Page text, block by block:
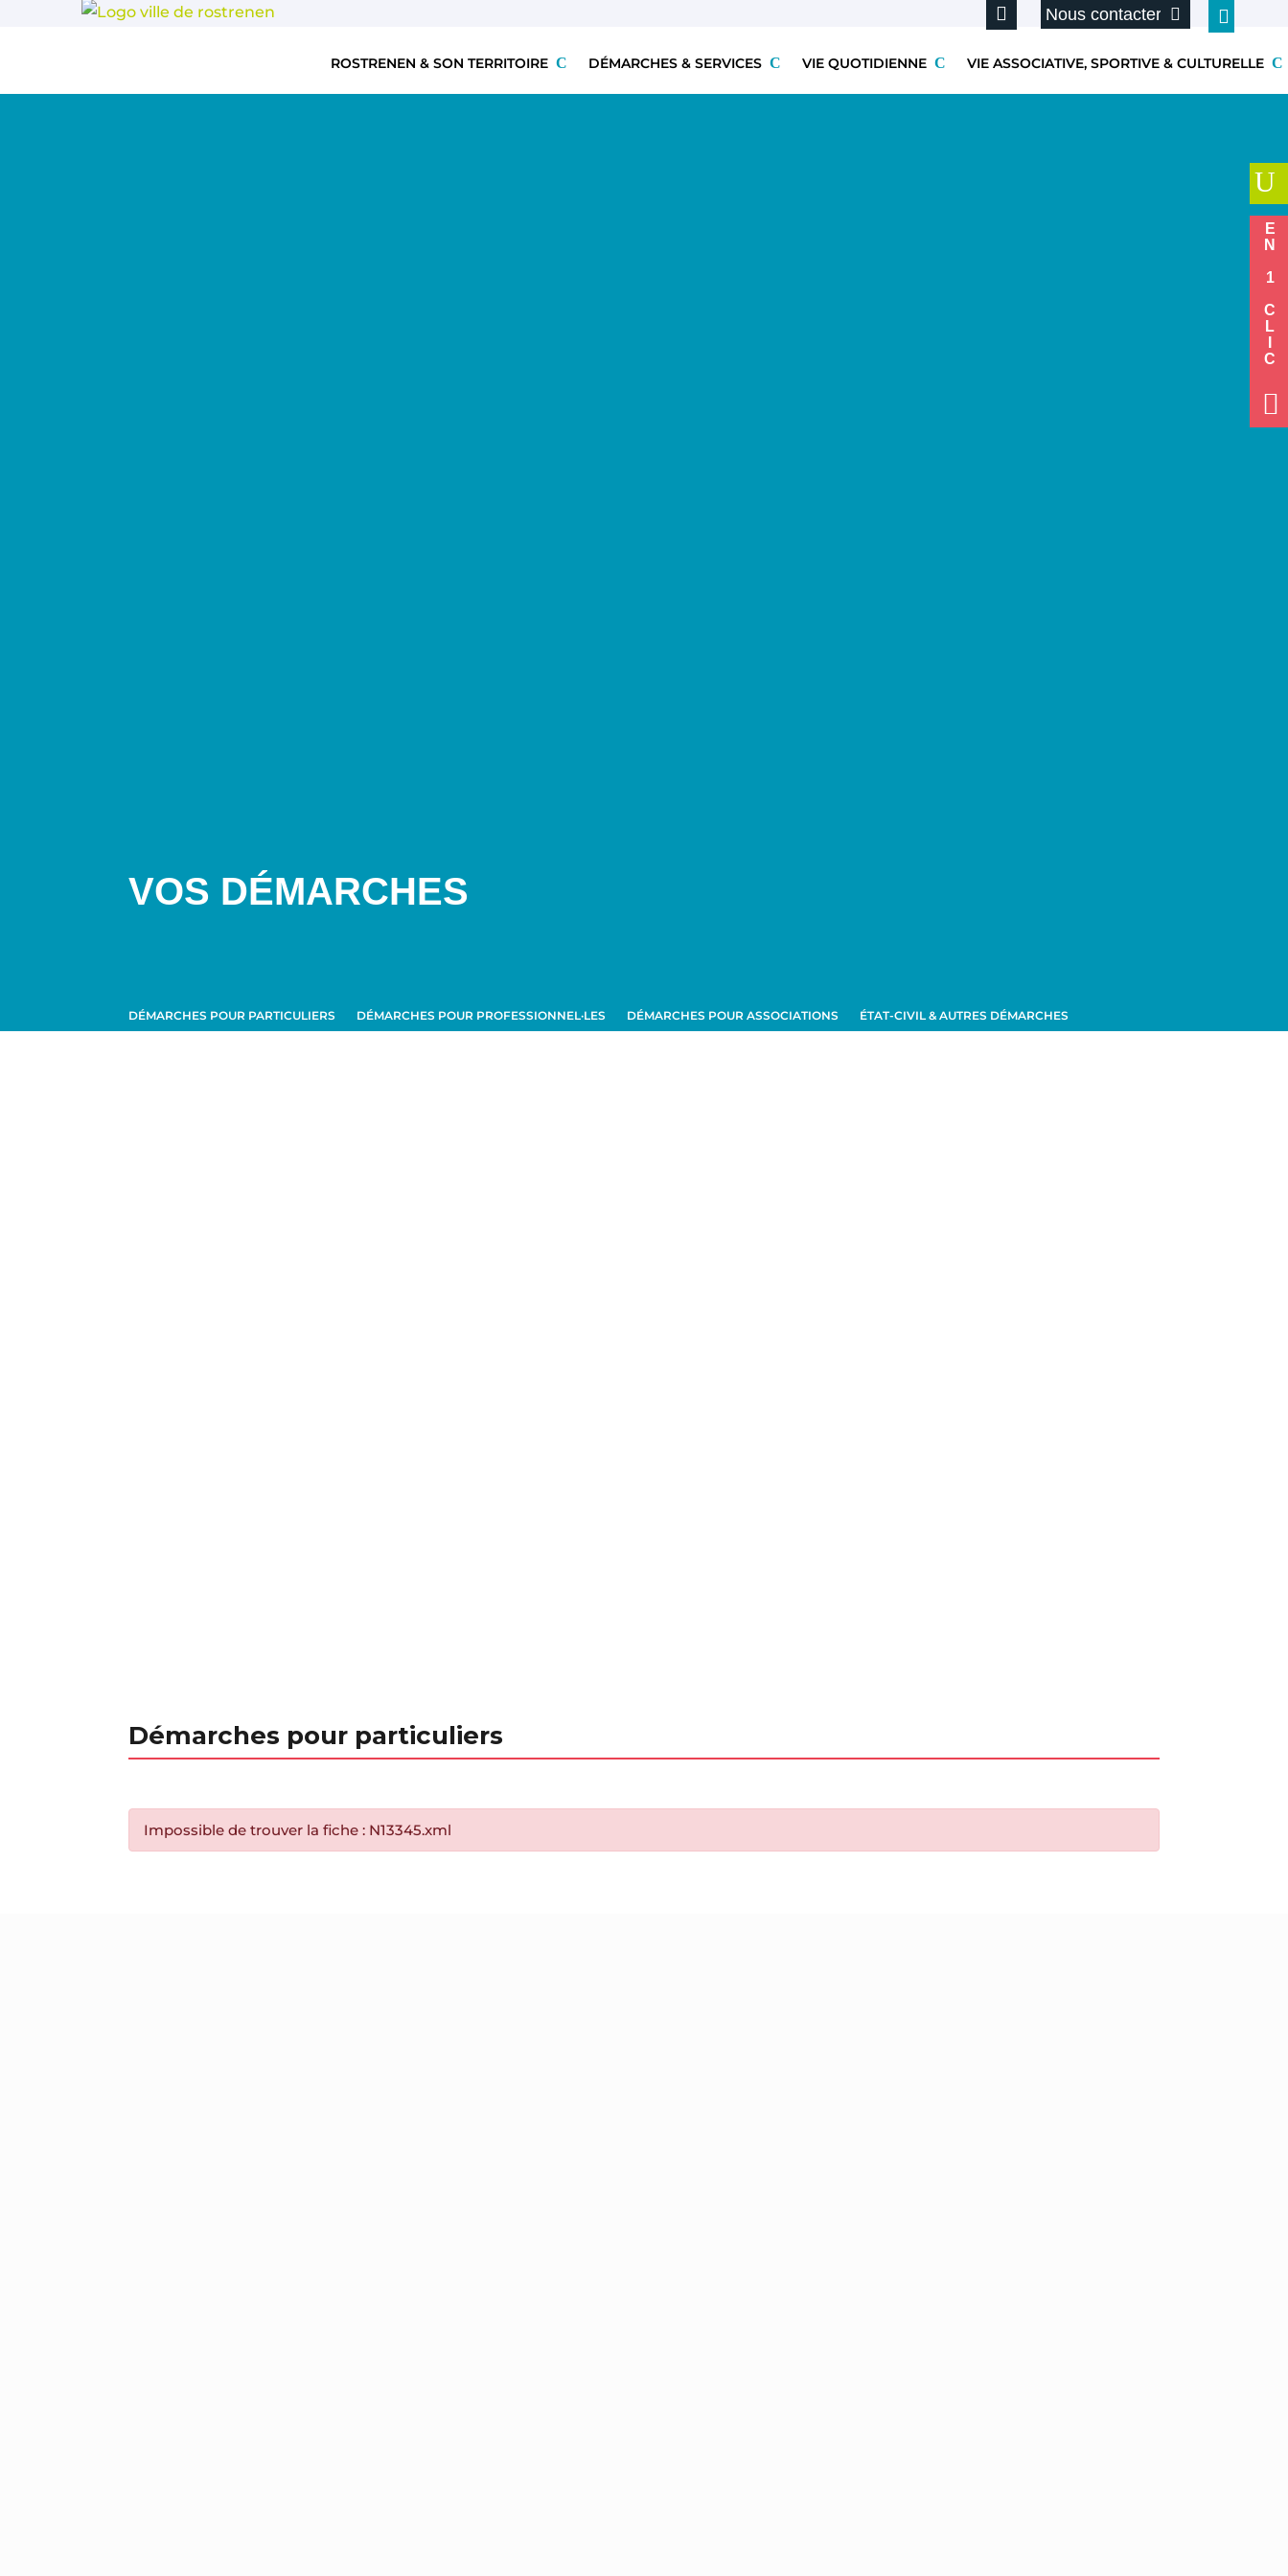
Nous contacter
ROSTRENEN & SON TERRITOIRE DÉMARCHES & SERVICES VIE QUOTIDIENNE VIE ASSOCIATIVE, SPORTIVE & CULTURELLE
VOS DÉMARCHES
DÉMARCHES POUR PARTICULIERS DÉMARCHES POUR PROFESSIONNEL·LES DÉMARCHES POUR ASSOCIATIONS ÉTAT-CIVIL & AUTRES DÉMARCHES
Démarches pour particuliers
Impossible de trouver la fiche : N13345.xml
U
EN 1 CLIC
